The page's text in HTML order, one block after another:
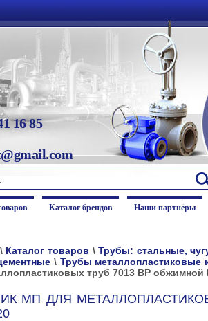
16 85
Каталог брендов Наши партнёры
\ Каталог товаров \Трубы: стальные,
\ Трубы металлопластиковые
труб 7013 ВР обжимной
МП ДЛЯ